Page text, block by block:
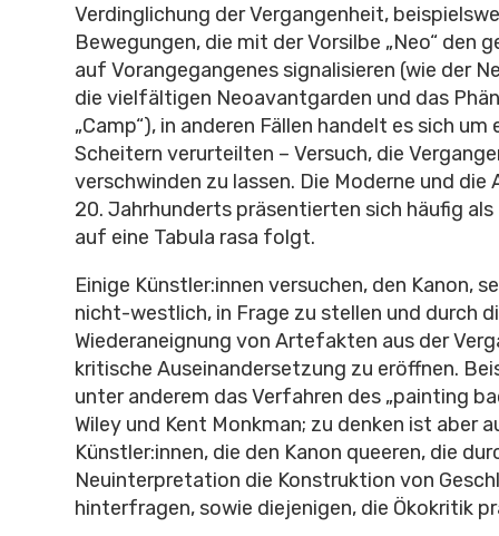
Verdinglichung der Vergangenheit,
Bewegungen, die mit der Vorsilbe „Neo“ den
auf Vorangegangenes signalisieren (wie der
die vielfältigen Neoavantgarden und das
„Camp“), in anderen Fällen handelt es sich
Scheitern verurteilten – Versuch, die
verschwinden zu lassen. Die Moderne und die
20. Jahrhunderts präsentierten sich häufig
auf eine Tabula rasa folgt.
Einige Künstler:innen versuchen, den Kanon,
nicht-westlich, in Frage zu stellen und durch
Wiederaneignung von Artefakten aus der
kritische Auseinandersetzung zu eröffnen.
unter anderem das Verfahren des „painting
Wiley und Kent Monkman; zu denken ist aber
Künstler:innen, die den Kanon queeren, die
Neuinterpretation die Konstruktion von
hinterfragen, sowie diejenigen, die Ökokritik